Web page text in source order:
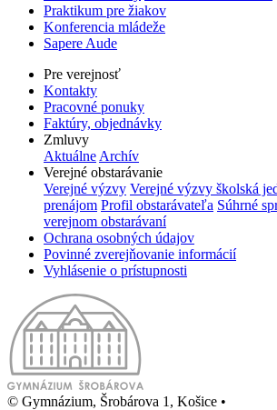
Praktikum pre žiakov
Konferencia mládeže
Sapere Aude
Pre verejnosť
Kontakty
Pracovné ponuky
Faktúry, objednávky
Zmluvy
Aktuálne Archív
Verejné obstarávanie
Verejné výzvy Verejné výzvy školská
prenájom Profil obstarávateľa Súhrné
verejnom obstarávaní
Ochrana osobných údajov
Povinné zverejňovanie informácií
Vyhlásenie o prístupnosti
© Gymnázium, Šrobárova 1, Košice •